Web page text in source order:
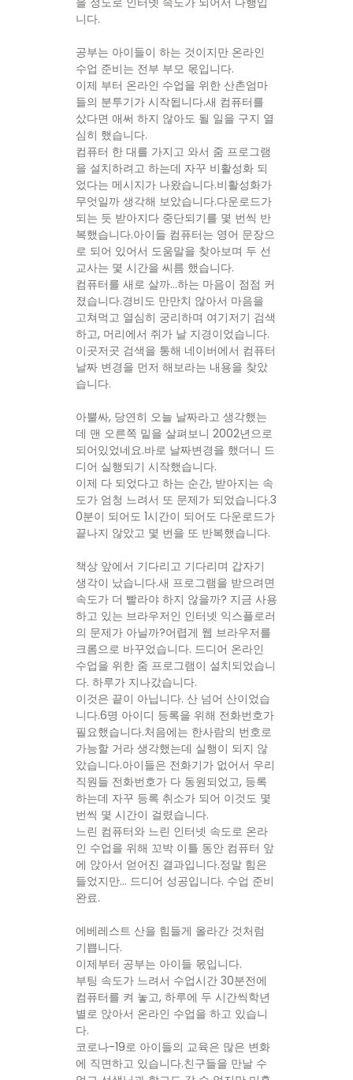
니다.
공부는 아이들이 하는 것이지만 온라인
수업 준비는 전부 부모 몫입니다.
이제 부터 온라인 수업을 위한 산촌엄마
들의 분투기가 시작됩니다.새 컴퓨터를
샀다면 애써 하지 않아도 될 일을 구지 열
심히 했습니다.
컴퓨터 한 대를 가지고 와서 줌 프로그램
을 설치하려고 하는데 자꾸 비활성화 되
었다는 메시지가 나왔습니다.비활성화가
무엇일까 생각해 보았습니다.다운로드가
되는 듯 받아지다 중단되기를 몇 번씩 반
복했습니다.아이들 컴퓨터는 영어 문장으
로 되어 있어서 도움말을 찾아보며 두 선
교사는 몇 시간을 씨름 했습니다.
컴퓨터를 새로 살까…하는 마음이 점점 커
졌습니다.경비도 만만치 않아서 마음을
고쳐먹고 열심히 궁리하며 여기저기 검색
하고, 머리에서 쥐가 날 지경이었습니다.
이곳저곳 검색을 통해 네이버에서 컴퓨터
날짜 변경을 먼저 해보라는 내용을 찾았
습니다.
아뿔싸, 당연히 오늘 날짜라고 생각했는
데 맨 오른쪽 밑을 살펴보니 2002년으로
되어있었네요.바로 날짜변경을 했더니 드
디어 실행되기 시작했습니다.
이제 다 되었다고 하는 순간, 받아지는 속
도가 엄청 느려서 또 문제가 되었습니다.3
0분이 되어도 1시간이 되어도 다운로드가
끝나지 않았고 몇 번을 또 반복했습니다.
책상 앞에서 기다리고 기다리며 갑자기
생각이 났습니다.새 프로그램을 받으려면
속도가 더 빨라야 하지 않을까? 지금 사용
하고 있는 브라우저인 인터넷 익스플로러
의 문제가 아닐까?어렵게 웹 브라우저를
크롬으로 바꾸었습니다. 드디어 온라인
수업을 위한 줌 프로그램이 설치되었습니
다. 하루가 지나갔습니다.
이것은 끝이 아닙니다. 산 넘어 산이었습
니다.6명 아이디 등록을 위해 전화번호가
필요했습니다.처음에는 한사람의 번호로
가능할 거라 생각했는데 실행이 되지 않
았습니다.아이들은 전화기가 없어서 우리
직원들 전화번호가 다 동원되었고, 등록
하는데 자꾸 등록 취소가 되어 이것도 몇
번씩 몇 시간이 걸렸습니다.
느린 컴퓨터와 느린 인터넷 속도로 온라
인 수업을 위해 꼬박 이틀 동안 컴퓨터 앞
에 앉아서 얻어진 결과입니다.정말 힘은
들었지만… 드디어 성공입니다. 수업 준비
완료.
에베레스트 산을 힘들게 올라간 것처럼
기쁩니다.
이제부터 공부는 아이들 몫입니다.
부팅 속도가 느려서 수업시간 30분전에
컴퓨터를 켜 놓고, 하루에 두 시간씩학년
별로 앉아서 온라인 수업을 하고 있습니
다.
코로나-19로 아이들의 교육은 많은 변화
에 직면하고 있습니다.친구들을 만날 수